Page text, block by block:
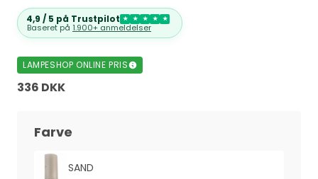
4,9 / 5 på Trustpilot ★ ★ ★ ★ ★
Baseret på 1.900+ anmeldelser
LAMPESHOP ONLINE PRIS
336 DKK
Farve
SAND